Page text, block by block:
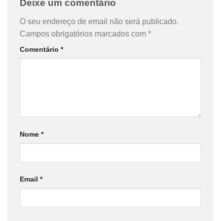
Deixe um comentário
O seu endereço de email não será publicado.
Campos obrigatórios marcados com *
Comentário *
Nome *
Email *